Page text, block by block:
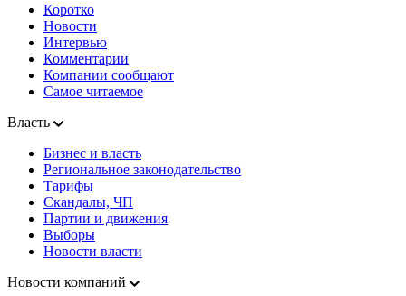
Коротко
Новости
Интервью
Комментарии
Компании сообщают
Самое читаемое
Власть
Бизнес и власть
Региональное законодательство
Тарифы
Скандалы, ЧП
Партии и движения
Выборы
Новости власти
Новости компаний